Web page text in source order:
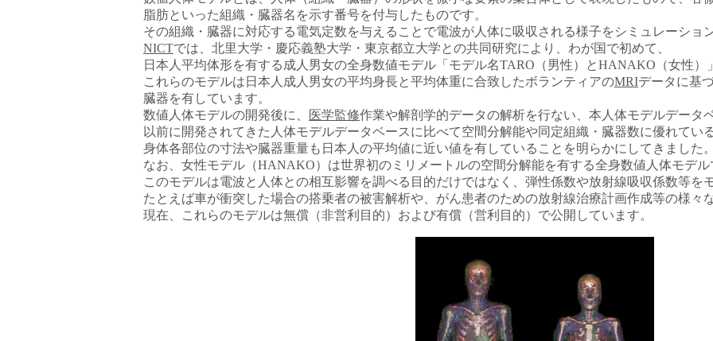
脂肪といった組織・臓器名を示す番号を付与したものです。
その組織・臓器に対応する電気定数を与えることで電波が人体に吸収される様子をシミュレーショ
NICTでは、北里大学・慶応義塾大学・東京都立大学との共同研究により、わが国で初めて、
日本人平均体形を有する成人男女の全身数値モデル「モデル名TARO（男性）とHANAKO（女性）
これらのモデルは日本人成人男女の平均身長と平均体重に合致したボランティアのMRIデータに基
臓器を有しています。
数値人体モデルの開発後に、
医学監修作業や解剖学的データの解析を行ない、本人体モデルデータ
以前に開発されてきた人体モデルデータベースに比べて空間分解能や同定組織・臓器数に優れてい
身体各部位の寸法や臓器重量も日本人の平均値に近い値を有していることを明らかにしてきました。
なお、女性モデル（HANAKO）は世界初のミリメートルの空間分解能を有する全身数値人体モデル
このモデルは電波と人体との相互影響を調べる目的だけではなく、弾性係数や放射線吸収係数等を
たとえば車が衝突した場合の搭乗者の被害解析や、がん患者のための放射線治療計画作成等の様々
現在、これらのモデルは無償（非営利目的）および有償（営利目的）で公開しています。